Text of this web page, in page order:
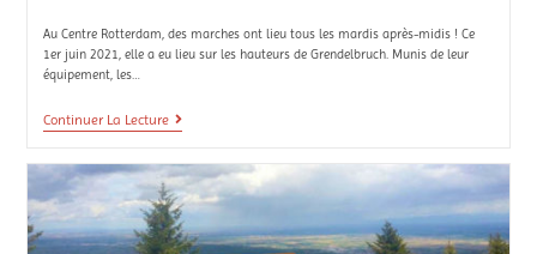
Au Centre Rotterdam, des marches ont lieu tous les mardis après-midis ! Ce
1er juin 2021, elle a eu lieu sur les hauteurs de Grendelbruch. Munis de leur
équipement, les…
Continuer La Lecture